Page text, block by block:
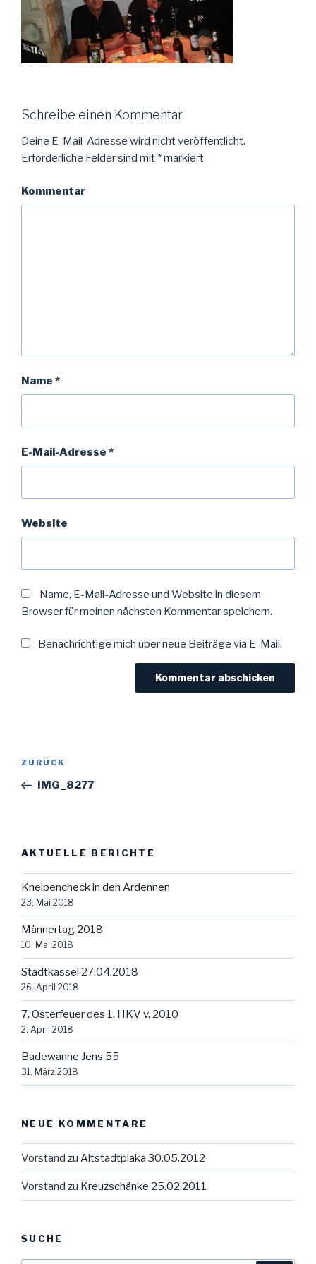
Schreibe einen Kommentar
Deine E-Mail-Adresse wird nicht veröffentlicht.
Erforderliche Felder sind mit *markiert
Kommentar
Name *
E-Mail-Adresse *
Website
Name, E-Mail-Adresse und Website in diesem
Browser für meinen nächsten Kommentar speichern.
Benachrichtige mich über neue Beiträge via E-Mail.
Beitragsnavigation
Vorheriger
Beitrag
ZURÜCK
IMG_8277
AKTUELLE BERICHTE
Kneipencheck in den Ardennen
23. Mai 2018
Männertag 2018
10. Mai 2018
Stadtkassel 27.04.2018
26. April 2018
7. Osterfeuer des 1. HKV v. 2010
2. April 2018
Badewanne Jens 55
31. März 2018
NEUE KOMMENTARE
Vorstand zu Altstadtplaka 30.05.2012
Vorstand zu Kreuzschänke 25.02.2011
SUCHE